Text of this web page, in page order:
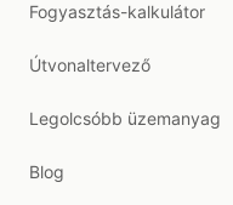
Fogyasztás-kalkulátor
Útvonaltervező
Legolcsóbb üzemanyag
Blog